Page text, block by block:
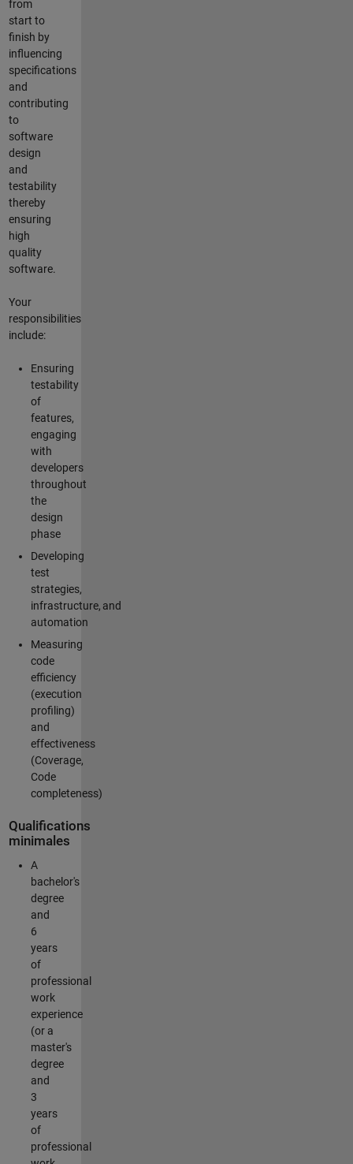
from
start to
finish by
influencing
specifications
and
contributing
to
software
design
and
testability
thereby
ensuring
high
quality
software.
Your
responsibilities
include:
Ensuring
testability
of
features,
engaging
with
developers
throughout
the
design
phase
Developing
test
strategies,
infrastructure, and
automation
Measuring
code
efficiency
(execution
profiling)
and
effectiveness
(Coverage,
Code
completeness)
Qualifications
minimales
A
bachelor's
degree
and
6
years
of
professional
work
experience
(or a
master's
degree
and
3
years
of
professional